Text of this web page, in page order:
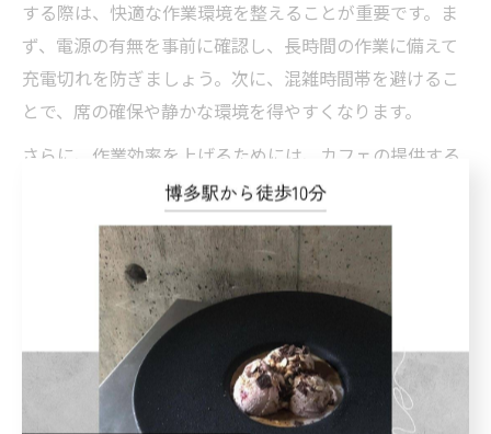
する際は、快適な作業環境を整えることが重要です。ま
ず、電源の有無を事前に確認し、長時間の作業に備えて
充電切れを防ぎましょう。次に、混雑時間帯を避けるこ
とで、席の確保や静かな環境を得やすくなります。
さらに、作業効率を上げるためには、カフェの提供する
メニューを利用して適度な休憩を取ることも大切です。
例えば、古賀駅周辺のカフェではスイーツや軽食が充実
している店舗も多く、リフレッシュしながら作業を続け
られます。このように、Wi-Fi環境だけでなく、快適な滞
在を意識することで作業効率を高めることが可能です。
カフェを活用した効率的な勉強法の提案
カフェを利用して効率的に勉強するには、環境選びと時